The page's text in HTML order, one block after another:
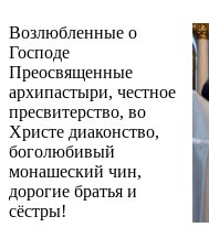
Возлюбленные о
Господе
Преосвященные
архипастыри, честное
пресвитерство, во
Христе диаконство,
боголюбивый
монашеский чин,
дорогие братья и
сёстры!